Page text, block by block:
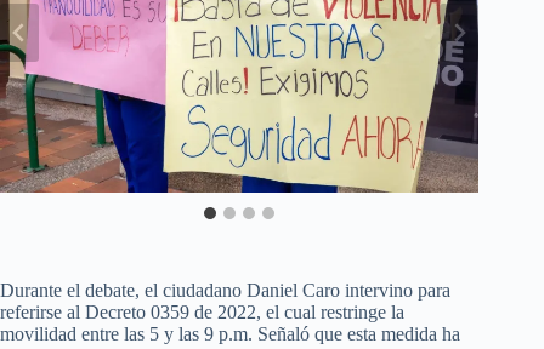
Durante el debate, el ciudadano Daniel Caro intervino para
referirse al Decreto 0359 de 2022, el cual restringe la
movilidad entre las 5 y las 9 p.m. Señaló que esta medida ha